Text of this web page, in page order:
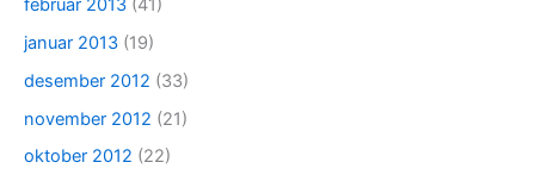
februar 2013 (41)
januar 2013 (19)
desember 2012 (33)
november 2012 (21)
oktober 2012 (22)